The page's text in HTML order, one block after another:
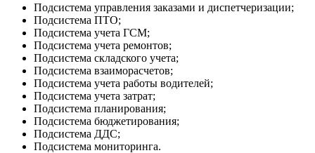
Подсистема управления заказами и диспетчеризации;
Подсистема ПТО;
Подсистема учета ГСМ;
Подсистема учета ремонтов;
Подсистема складского учета;
Подсистема взаиморасчетов;
Подсистема учета работы водителей;
Подсистема учета затрат;
Подсистема планирования;
Подсистема бюджетирования;
Подсистема ДДС;
Подсистема мониторинга.